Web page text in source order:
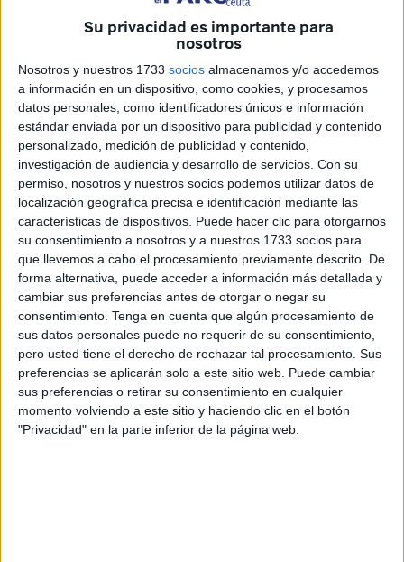
Su privacidad es importante para
nosotros
Nosotros y nuestros 1733 socios almacenamos y/o accedemos
a información en un dispositivo, como cookies, y procesamos
datos personales, como identificadores únicos e información
estándar enviada por un dispositivo para publicidad y contenido
personalizado, medición de publicidad y contenido,
investigación de audiencia y desarrollo de servicios. Con su
permiso, nosotros y nuestros socios podemos utilizar datos de
localización geográfica precisa e identificación mediante las
características de dispositivos. Puede hacer clic para otorgarnos
su consentimiento a nosotros y a nuestros 1733 socios para
que llevemos a cabo el procesamiento previamente descrito. De
forma alternativa, puede acceder a información más detallada y
cambiar sus preferencias antes de otorgar o negar su
consentimiento. Tenga en cuenta que algún procesamiento de
sus datos personales puede no requerir de su consentimiento,
pero usted tiene el derecho de rechazar tal procesamiento. Sus
preferencias se aplicarán solo a este sitio web. Puede cambiar
sus preferencias o retirar su consentimiento en cualquier
momento volviendo a este sitio y haciendo clic en el botón
"Privacidad" en la parte inferior de la página web.
Segundo día consecutivo que en plenoRamadán
parte de labarriada del Príncipese quedasin luz. Ha
vuelto a pasar esta misma tarde coincidiendo con la hora
de la ruptura del ayuno. Los vecinos de esta parte de
Ceuta se han visto de nuevo sin suministro eléctrico
el momento del iftar, teniendo que rezar a oscuras en las
dos mezquitas de la zona y sin escuchar la llamada del
rezo.
“Es una vergüenza”, cuentan indignados exigiendo tener
una respuesta que apunte al origen de lo ocurrido.
La falta de suministro eléctrico de ayer comprendió desde
la ruptura del ayuno hasta casi las ocho de esta mañana